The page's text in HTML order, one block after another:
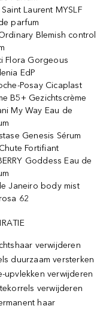
Laurent MYSLF
parfum
Blemish control
Flora Gorgeous
EdP
Posay Cicaplast
B5+ Gezichtscrème
My Way Eau de
Genesis Sérum
Fortifiant
Goddess Eau de
Janeiro body mist
62
verwijderen
duurzaam versterken
upvlekken verwijderen
verwijderen
haar